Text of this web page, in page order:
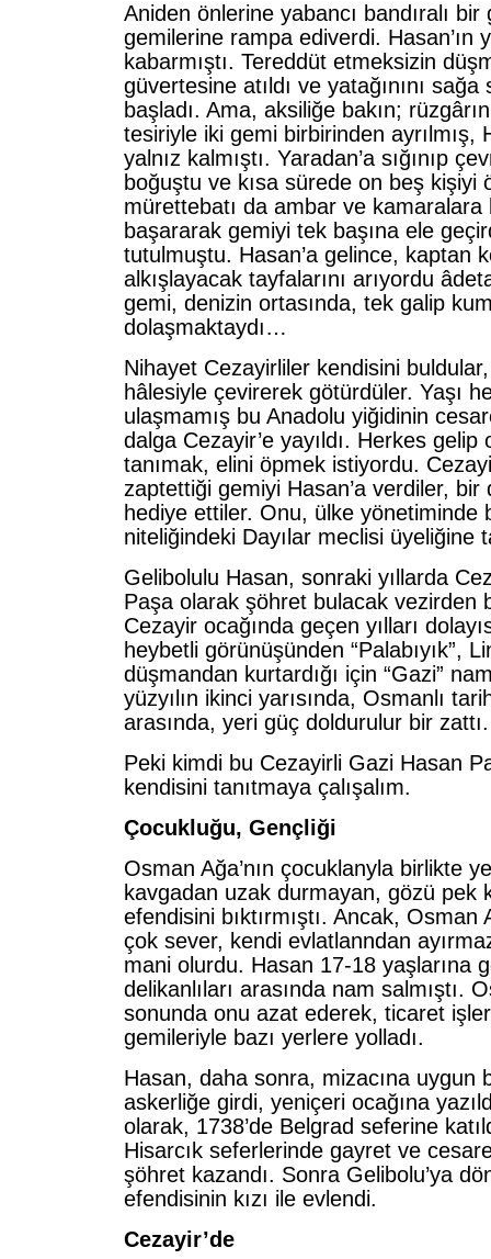
Aniden önlerine yabancı bandıralı bir
gemilerine rampa ediverdi. Hasan’ın
kabarmıştı. Tereddüt etmeksizin
güvertesine atıldı ve yatağınını
başladı. Ama, aksiliğe bakın;
tesiriyle iki gemi birbirinden ayrılmış,
yalnız kalmıştı. Yaradan’a sığınıp
boğuştu ve kısa sürede on beş kişiyi
mürettebatı da ambar ve kamaralara
başararak gemiyi tek başına ele
tutulmuştu. Hasan’a gelince, kaptan
alkışlayacak tayfalarını arıyordu
gemi, denizin ortasında, tek galip
dolaşmaktaydı…
Nihayet Cezayirliler kendisini
hâlesiyle çevirerek götürdüler. Yaşı
ulaşmamış bu Anadolu yiğidinin
dalga Cezayir’e yayıldı. Herkes gelip
tanımak, elini öpmek istiyordu.
zaptettiği gemiyi Hasan’a verdiler, bir
hediye ettiler. Onu, ülke yönetiminde
niteliğindeki Dayılar meclisi üyeliğine
Gelibolulu Hasan, sonraki yıllarda
Paşa olarak şöhret bulacak vezirden
Cezayir ocağında geçen yılları
heybetli görünüşünden “Palabıyık”,
düşmandan kurtardığı için “Gazi”
yüzyılın ikinci yarısında, Osmanlı
arasında, yeri güç doldurulur bir zattı.
Peki kimdi bu Cezayirli Gazi Hasan
kendisini tanıtmaya çalışalım.
Çocukluğu, Gençliği
Osman Ağa’nın çocuklanyla birlikte
kavgadan uzak durmayan, gözü pek
efendisini bıktırmıştı. Ancak, Osman
çok sever, kendi evlatlanndan
mani olurdu. Hasan 17-18 yaşlarına
delikanlıları arasında nam salmıştı.
sonunda onu azat ederek, ticaret
gemileriyle bazı yerlere yolladı.
Hasan, daha sonra, mizacına uygun
askerliğe girdi, yeniçeri ocağına
olarak, 1738’de Belgrad seferine
Hisarcık seferlerinde gayret ve
şöhret kazandı. Sonra Gelibolu’ya
efendisinin kızı ile evlendi.
Cezayir’de